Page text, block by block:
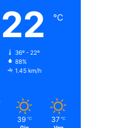
22 ℃
36º - 22º
88%
1.45 km/h
39 ℃ 37 ℃